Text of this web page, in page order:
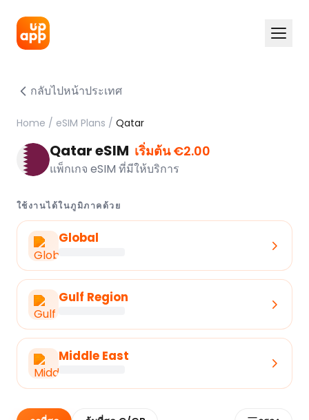
กลับไปหน้าประเทศ
Home / eSIM Plans / Qatar
Qatar eSIM เริ่มต้น €2.00
แพ็กเกจ eSIM ที่มีให้บริการ
ใช้งานได้ในภูมิภาคด้วย
Global
Gulf Region
Middle East